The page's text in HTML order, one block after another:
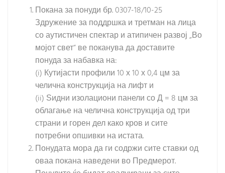
Покана за понуди бр. 0307-18/10-25
Здружение за поддршка и третман на лица
со аутистичен спектар и атипичен развој „Во
мојот свет“ ве поканува да доставите
понуда за набавка на:
(i) Кутијасти профили 10 х 10 х 0,4 цм за
челична конструкција на лифт и
(ii) Ѕидни изолациони панели со Д = 8 цм за
облагање на челична конструкција од три
страни и горен дел како кров и сите
потребни опшивки на истата.
Понудата мора да ги содржи сите ставки од
оваа покана наведени во Предмерот.